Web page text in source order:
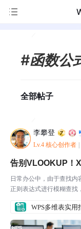
#函数公
全部帖子
李攀登
Lv.4 核心创作者
告别VLOOKUP！
日常办公中，由于查找
正则表达式进行模糊查找
单一些。❓ 痛点分析比
WPS多维表实用